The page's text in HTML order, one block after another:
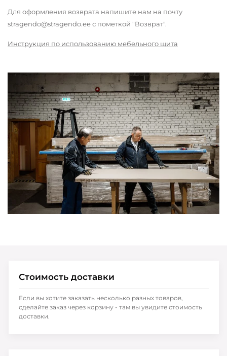
Для оформления возврата напишите нам на почту
stragendo@stragendo.ee с пометкой "Возврат".
Инструкция по использованию мебельного щита
Стоимость доставки
Если вы хотите заказать несколько разных товаров,
сделайте заказ через корзину - там вы увидите стоимость
доставки.